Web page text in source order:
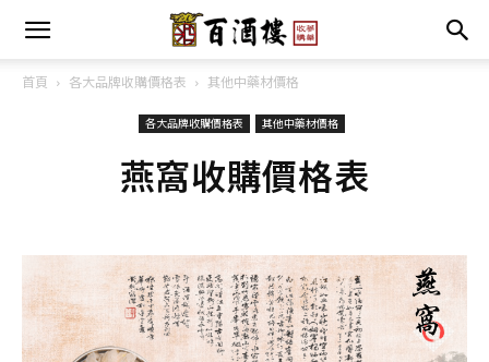
首頁 各大品牌收購價格表 其他中藥材價格
各大品牌收購價格表 其他中藥材價格
燕窩收購價格表